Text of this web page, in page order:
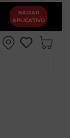
BAIXAR
APLICATIVO